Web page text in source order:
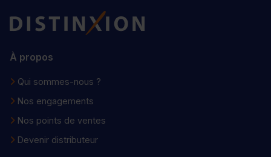
Distinxion
À propos
Qui sommes-nous ?
Nos engagements
Nos points de ventes
Devenir distributeur